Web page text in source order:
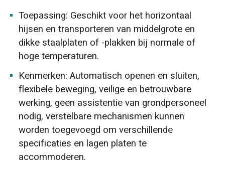
Toepassing: Geschikt voor het horizontaal
hijsen en transporteren van middelgrote en
dikke staalplaten of -plakken bij normale of
hoge temperaturen.
Kenmerken: Automatisch openen en sluiten,
flexibele beweging, veilige en betrouwbare
werking, geen assistentie van grondpersoneel
nodig, verstelbare mechanismen kunnen
worden toegevoegd om verschillende
specificaties en lagen platen te
accommoderen.